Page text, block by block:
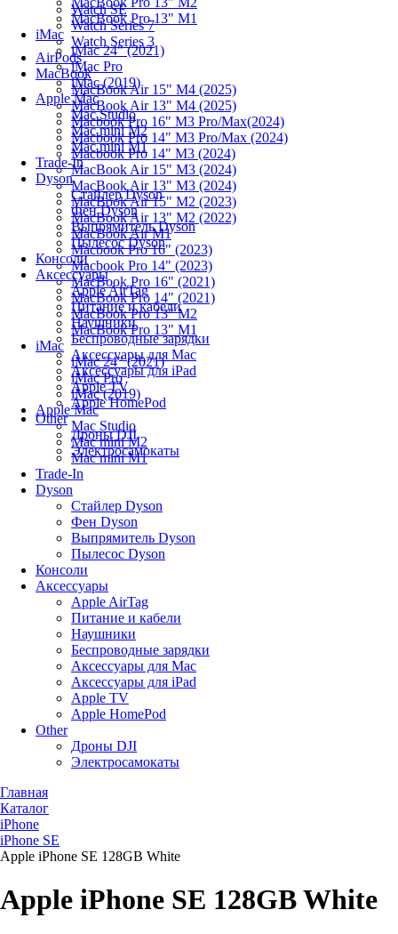
MacBook Pro 13" M1
iMac
iMac 24" (2021)
iMac Pro
iMac (2019)
Apple Mac
Mac Studio
Mac mini M2
Mac mini M1
Trade-In
Dyson
Стайлер Dyson
Фен Dyson
Выпрямитель Dyson
Пылесос Dyson
Консоли
Аксессуары
Apple AirTag
Питание и кабели
Наушники
Беспроводные зарядки
Аксессуары для Mac
Аксессуары для iPad
Apple TV
Apple HomePod
Other
Дроны DJI
Электросамокаты
Watch SE
Watch Series 7
Watch Series 3
AirPods
MacBook
MacBook Air 15" M4 (2025)
MacBook Air 13" M4 (2025)
Macbook Pro 16" M3 Pro/Max(2024)
Macbook Pro 14" M3 Pro/Max (2024)
Macbook Pro 14" M3 (2024)
MacBook Air 15" M3 (2024)
MacBook Air 13" M3 (2024)
MacBook Air 15" M2 (2023)
MacBook Air 13" M2 (2022)
MacBook Air M1
Macbook Pro 16" (2023)
Macbook Pro 14" (2023)
MacBook Pro 16" (2021)
MacBook Pro 14" (2021)
MacBook Pro 13" M2
MacBook Pro 13" M1
iMac
iMac 24" (2021)
iMac Pro
iMac (2019)
Apple Mac
Mac Studio
Mac mini M2
Mac mini M1
Trade-In
Dyson
Стайлер Dyson
Фен Dyson
Выпрямитель Dyson
Пылесос Dyson
Консоли
Аксессуары
Apple AirTag
Питание и кабели
Наушники
Беспроводные зарядки
Аксессуары для Mac
Аксессуары для iPad
Apple TV
Apple HomePod
Other
Дроны DJI
Электросамокаты
Главная
Каталог
iPhone
iPhone SE
Apple iPhone SE 128GB White
Apple iPhone SE 128GB White